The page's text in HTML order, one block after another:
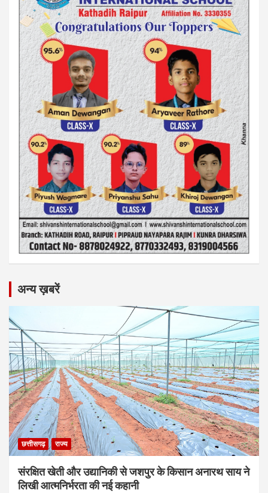
अन्य ख़बरें
छत्तीसगढ़ राज्य
संरक्षित खेती और उद्यानिकी से जशपुर के किसान अनारथ साय ने
लिखी आत्मनिर्भरता की नई कहानी